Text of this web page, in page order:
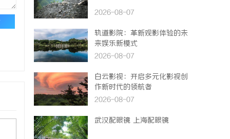
2026-08-07
轨道影院：革新观影体验的未
来娱乐新模式
2026-08-07
白云影视：开启多元化影视创
作新时代的领航者
2026-08-07
武汉配眼镜 上海配眼镜